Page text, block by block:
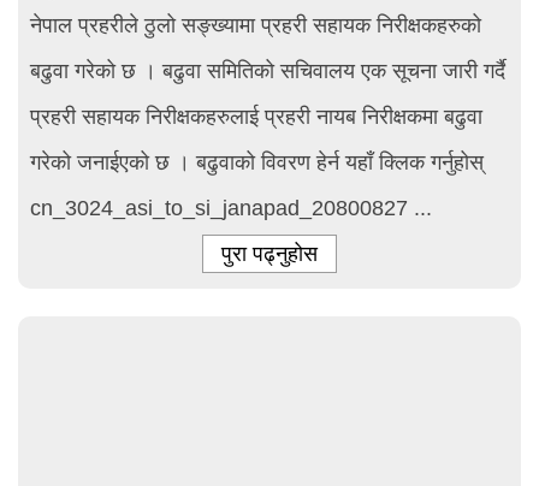
नेपाल प्रहरीले ठुलो सङ्ख्यामा प्रहरी सहायक निरीक्षकहरुको
बढुवा गरेको छ । बढुवा समितिको सचिवालय एक सूचना जारी गर्दै
प्रहरी सहायक निरीक्षकहरुलाई प्रहरी नायब निरीक्षकमा बढुवा
गरेको जनाईएको छ । बढुवाको विवरण हेर्न यहाँ क्लिक गर्नुहोस्
cn_3024_asi_to_si_janapad_20800827 ...
पुरा पढ्नुहोस